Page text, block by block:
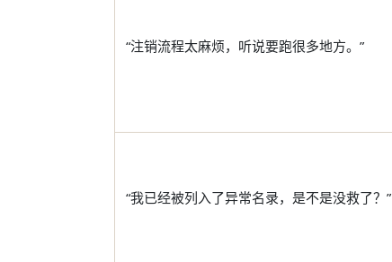
“注销流程太麻烦，听说要跑很多地方。”
“我已经被列入了异常名录，是不是没救了？”